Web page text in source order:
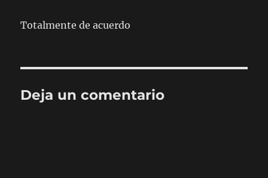
Totalmente de acuerdo
Deja un comentario